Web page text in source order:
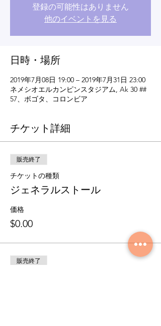
登録の可能性はありません
他のイベントを見る
日時・場所
2019年7月08日 19:00 – 2019年7月31日 23:00
ネメシオエルカンピンスタジアム, Ak 30 ##
57、ボゴタ、コロンビア
チケット詳細
販売終了
チケットの種類
ジェネラルストール
価格
$0.00
販売終了